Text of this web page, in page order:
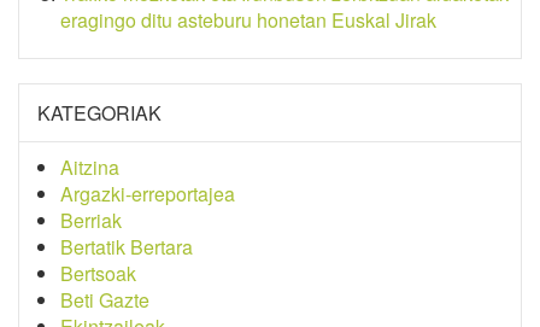
eragingo ditu asteburu honetan Euskal Jirak
KATEGORIAK
Aitzina
Argazki-erreportajea
Berriak
Bertatik Bertara
Bertsoak
Beti Gazte